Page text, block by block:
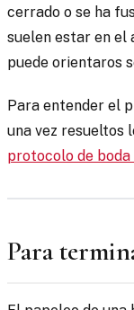
cerrado o se ha
suelen estar en el
puede orientaros
Para entender el
una vez resueltos
protocolo de
Para